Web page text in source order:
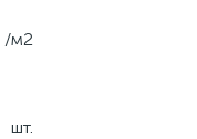
/м2
шт.